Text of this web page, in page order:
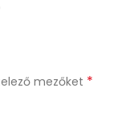
mezőket *